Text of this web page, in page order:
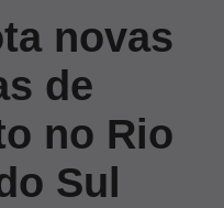
novas
de
no Rio
Sul